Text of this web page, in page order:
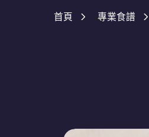
首頁 專業食譜